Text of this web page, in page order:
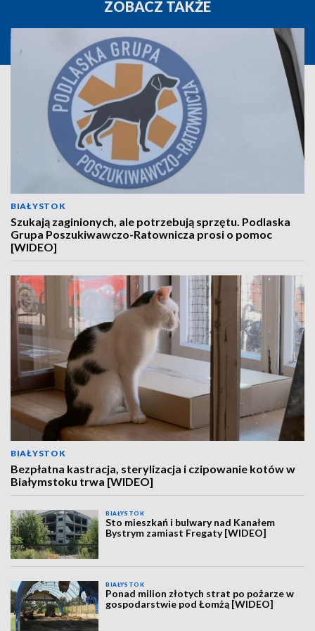
ZOBACZ TAKŻE
BIAŁYSTOK
Szukają zaginionych, ale potrzebują sprzętu. Podlaska
Grupa Poszukiwawczo-Ratownicza prosi o pomoc
[WIDEO]
BIAŁYSTOK
Bezpłatna kastracja, sterylizacja i czipowanie kotów w
Białymstoku trwa [WIDEO]
BIAŁYSTOK
Sto mieszkań i bulwary nad Kanałem
Bystrym zamiast Fregaty [WIDEO]
BIAŁYSTOK
Ponad milion złotych strat po pożarze w
gospodarstwie pod Łomżą [WIDEO]